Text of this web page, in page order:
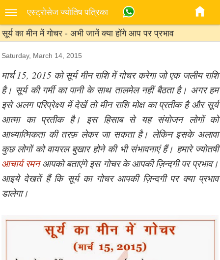
एस्‍ट्रोसेज ज्‍योतिष पत्रिका
सूर्य का मीन में गोचर - अभी जानें क्या होंगे आप पर प्रभाव
Saturday, March 14, 2015
मार्च 15, 2015 को सूर्य मीन राशि में गोचर करेगा जो एक जलीय राशि
है। सूर्य की गर्मी का पानी के साथ तालमेल नहीं बैठता है। अगर हम
इसे अलग परिप्रेक्ष्य में देखेंं तो मीन राशि मोक्ष का प्रतीक है और सूर्य
आत्मा का प्रतीक है। इस हिसाब से यह संयोजन लोगों को
आध्यात्मिकता की तरफ़ लेकर जा सकता है। लेकिन इसके अलावा
कुछ लोगों को वायरल बुखार होने की भी संभावनाएं हैं। हमारे ज्योतषी
आचार्य रमनआपको बताएंगे इस गोचर के आपकी ज़िन्दगी पर प्रभाव।
आइये देखतें हैं कि सूर्य का गोचर आपकी ज़िन्दगी पर क्या प्रभाव
डालेगा।